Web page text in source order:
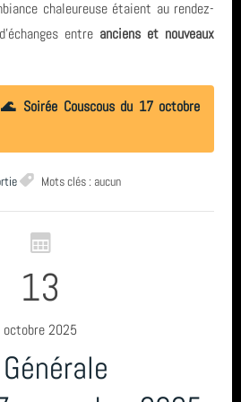
Sortie (15)
Pyrenees Atlantique
TIV
de plongée
SCP
St Nazaire
Eolienne
février 2026 (2)
2026 (1)
2025 (2)
2025 (1)
octobre 2025 (3)
année 2025 (24)
chaleureuse étaient au rendez-
entre anciens et nouveaux
Soirée Couscous du 17 octobre
Mots clés : aucun
13
octobre 2025